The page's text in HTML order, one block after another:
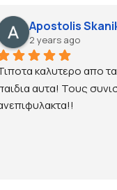
Apostolis
2 years ago
καλυτερο απο τα
αυτα! Τους